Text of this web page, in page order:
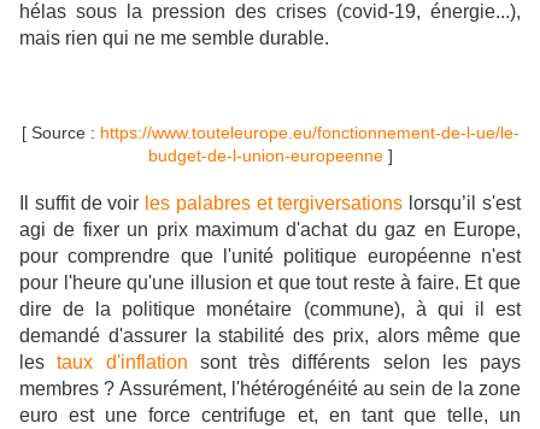
hélas sous la pression des crises (covid-19, énergie...),
mais rien qui ne me semble durable.
[ Source : https://www.touteleurope.eu/fonctionnement-de-l-ue/le-
budget-de-l-union-europeenne]
Il suffit de voir les palabres et tergiversations lorsqu’il s'est
agi de fixer un prix maximum d'achat du gaz en Europe,
pour comprendre que l'unité politique européenne n'est
pour l'heure qu'une illusion et que tout reste à faire. Et que
dire de la politique monétaire (commune), à qui il est
demandé d'assurer la stabilité des prix, alors même que
lestaux d'inflation sont très différents selon les pays
membres ? Assurément, l'hétérogénéité au sein de la zone
euro est une force centrifuge et, en tant que telle, un